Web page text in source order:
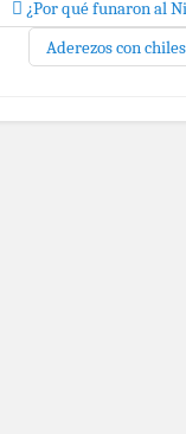
¿Por qué funaron al
Aderezos con